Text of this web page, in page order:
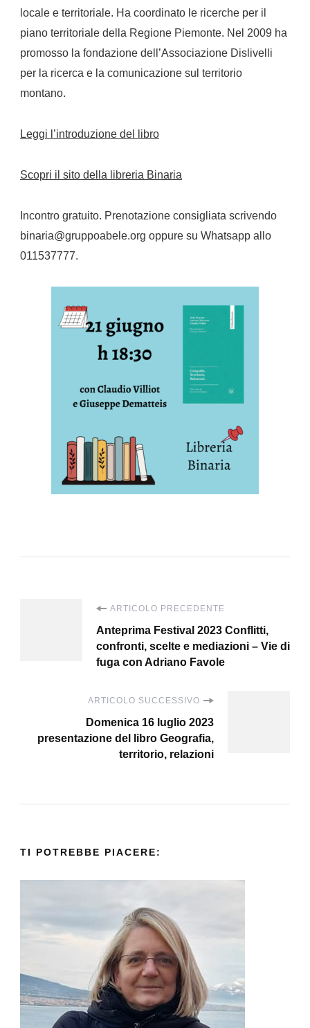
locale e territoriale. Ha coordinato le ricerche per il
piano territoriale della Regione Piemonte. Nel 2009 ha
promosso la fondazione dell’Associazione Dislivelli
per la ricerca e la comunicazione sul territorio
montano.
Leggi l’introduzione del libro
Scopri il sito della libreria Binaria
Incontro gratuito. Prenotazione consigliata scrivendo
binaria@gruppoabele.org oppure su Whatsapp allo
011537777.
Navigazione
articoli
ARTICOLO PRECEDENTE
Anteprima Festival 2023 Conflitti,
confronti, scelte e mediazioni – Vie di
fuga con Adriano Favole
ARTICOLO SUCCESSIVO
Domenica 16 luglio 2023
presentazione del libro Geografia,
territorio, relazioni
TI POTREBBE PIACERE: